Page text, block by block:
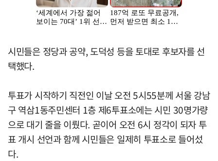
시민들은 정당과 공약, 도덕성 등을 토대로 후보자를 선
택했다.
투표가 시작하기 직전인 이날 오전 5시55분께 서울 강남
구 역삼1동주민센터 1층 제6투표소에는 시민 30명가량
으로 대기 줄을 이뤘다. 곧이어 오전 6시 정각이 되자 투
표 개시 선언과 함께 시민들은 일제히 투표소로 들어섰
다.